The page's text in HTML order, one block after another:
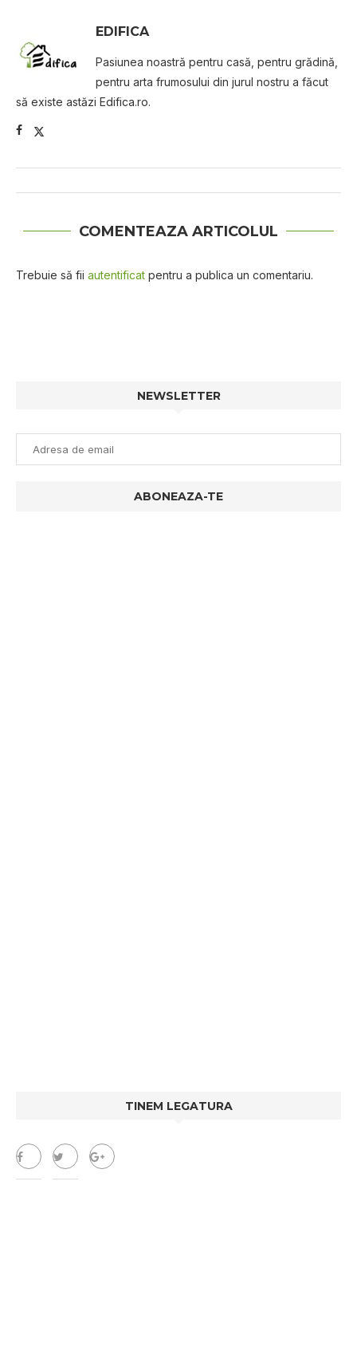
EDIFICA
Pasiunea noastră pentru casă, pentru grădină,
pentru arta frumosului din jurul nostru a făcut
să existe astăzi Edifica.ro.
COMENTEAZA ARTICOLUL
Trebuie să fii autentificat pentru a publica un comentariu.
NEWSLETTER
TINEM LEGATURA